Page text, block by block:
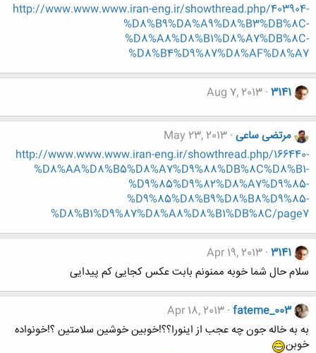
http://www.www.www.iran-eng.ir/showthread.php/403904-
%D8%B9%DA%A9%D8%B3%DB%8C-
%D8%A8%D8%B1%D8%A7%DB%8C-
%D8%B4%D9%87%D8%AF%D8%A7
3141
Aug 7, 2013
مرتضی ساعی May 23, 2013
http://www.www.www.iran-eng.ir/showthread.php/166440-
%D8%AA%D8%B5%D8%A7%D9%88%DB%8C%D8%B1-
%D9%85%D9%82%D8%A7%D9%85-
%D9%85%D8%B9%D8%B8%D9%85-
%D8%B1%D9%87%D8%A8%D8%B1%DB%8C/page7
3141
Apr 19, 2013
سلام حال شما خوبه ممنونم بابت عکس کجایی کم پیدایی
fateme_003
Apr 18, 2013
به به خاله جون چه عجب از اینورا؟؟!خوبین خوشین سلامتین ؟!خونواده
خوبن